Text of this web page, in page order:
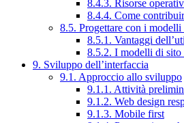
8.4.3. Risorse
8.4.4. Come
8.5. Progettare con i
8.5.1. Vantaggi
8.5.2. I modelli di
9. Sviluppo dell’interfaccia
9.1. Approccio allo sviluppo
9.1.1. Attività
9.1.2. Web design
9.1.3. Mobile first